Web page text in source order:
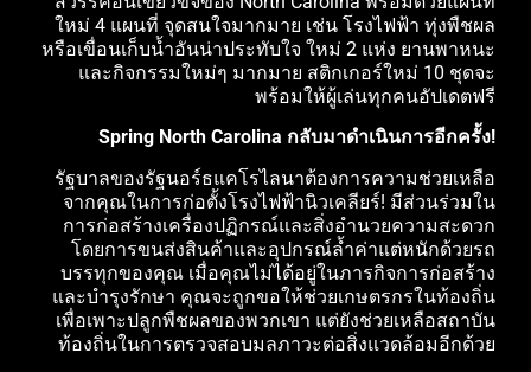
ใหม่ 4 แผนที่ จุดสนใจมากมาย เช่น โรงไฟฟ้า ทุ่งพืชผล
หรือเขื่อนเก็บน้ำอันน่าประทับใจ ใหม่ 2 แห่ง ยานพาหนะ
และกิจกรรมใหม่ๆ มากมาย สติกเกอร์ใหม่ 10 ชุดจะ
พร้อมให้ผู้เล่นทุกคนอัปเดตฟรี
Spring North Carolina กลับมาดำเนินการอีกครั้ง!
รัฐบาลของรัฐนอร์ธแคโรไลนาต้องการความช่วยเหลือ
จากคุณในการก่อตั้งโรงไฟฟ้านิวเคลียร์! มีส่วนร่วมใน
การก่อสร้างเครื่องปฏิกรณ์และสิ่งอำนวยความสะดวก
โดยการขนส่งสินค้าและอุปกรณ์ล้ำค่าแต่หนักด้วยรถ
บรรทุกของคุณ เมื่อคุณไม่ได้อยู่ในภารกิจการก่อสร้าง
และบำรุงรักษา คุณจะถูกขอให้ช่วยเกษตรกรในท้องถิ่น
เพื่อเพาะปลูกพืชผลของพวกเขา แต่ยังช่วยเหลือสถาบัน
ท้องถิ่นในการตรวจสอบมลภาวะต่อสิ่งแวดล้อมอีกด้วย